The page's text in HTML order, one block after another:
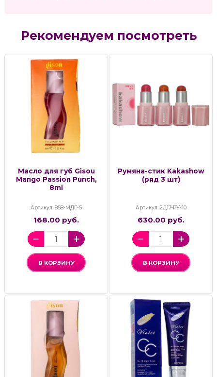
Рекомендуем посмотреть
Масло для губ Gisou
Mango Passion Punch,
8ml
Артикул: 858-МДГ-5
168.00 руб.
В КОРЗИНУ
Румяна-стик Kakashow
(ряд 3 шт)
Артикул: 2Д17-РУ-10
630.00 руб.
В КОРЗИНУ